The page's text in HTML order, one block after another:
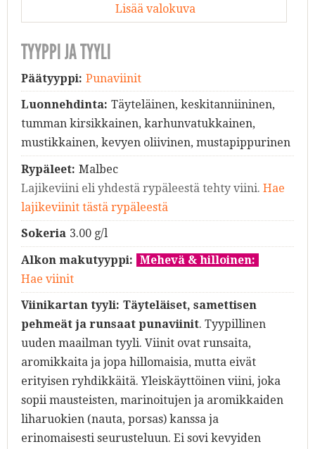
Lisää valokuva
TYYPPI JA TYYLI
Päätyyppi: Punaviinit
Luonnehdinta: Täyteläinen, keskitanniininen,
tumman kirsikkainen, karhunvatukkainen,
mustikkainen, kevyen oliivinen, mustapippurinen
Rypäleet: Malbec
Lajikeviini eli yhdestä rypäleestä tehty viini. Hae
lajikeviinit tästä rypäleestä
Sokeria 3.00 g/l
Alkon makutyyppi: Mehevä & hilloinen:
Hae viinit
Viinikartan tyyli: Täyteläiset, samettisen
pehmeät ja runsaat punaviinit. Tyypillinen
uuden maailman tyyli. Viinit ovat runsaita,
aromikkaita ja jopa hillomaisia, mutta eivät
erityisen ryhdikkäitä. Yleiskäyttöinen viini, joka
sopii mausteisten, marinoitujen ja aromikkaiden
liharuokien (nauta, porsas) kanssa ja
erinomaisesti seurusteluun. Ei sovi kevyiden